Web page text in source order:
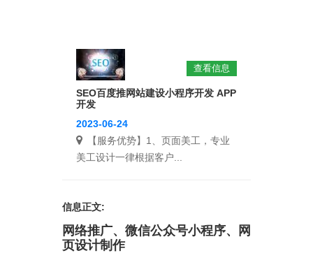
查看信息
SEO百度推网站建设小程序开发 APP
开发
2023-06-24
【服务优势】1、页面美工，专业
美工设计一律根据客户...
信息正文:
网络推广、微信公众号小程序、网
页设计制作